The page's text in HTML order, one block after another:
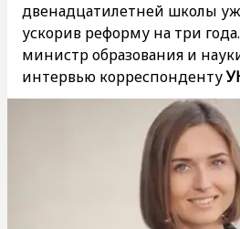
двенадцатилетней школы
ускорив реформу на три
министр образования и
интервью корреспонденту